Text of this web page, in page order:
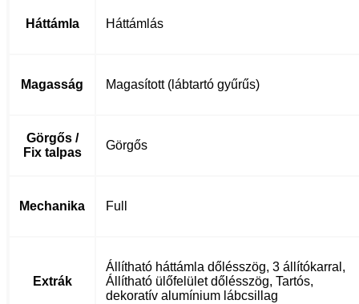
Háttámla Háttámlás
Magasság Magasított (lábtartó gyűrűs)
Görgős /
Fix talpas
Görgős
Mechanika Full
Extrák
Állítható háttámla dőlésszög, 3 állítókarral,
Állítható ülőfelület dőlésszög, Tartós,
dekoratív alumínium lábcsillag